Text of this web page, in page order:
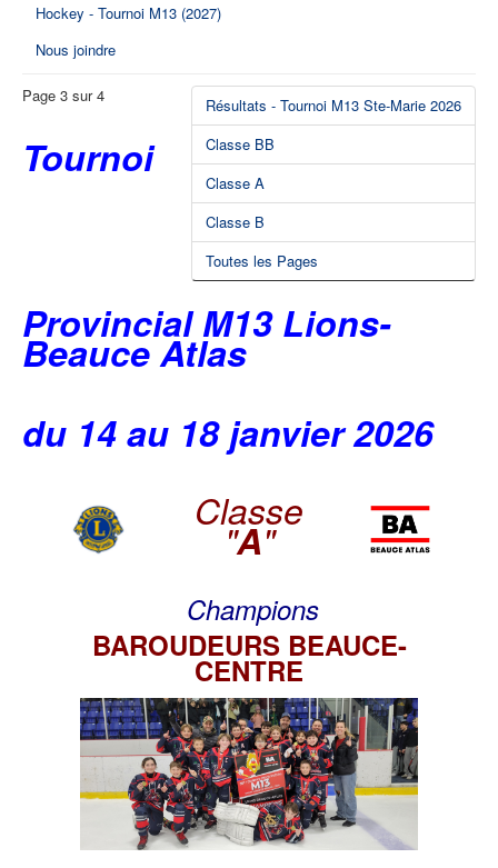
Hockey - Tournoi M13 (2027)
Nous joindre
Résultats - Tournoi M13 Ste-Marie 2026
Classe BB
Classe A
Classe B
Toutes les Pages
Page 3 sur 4
Tournoi
Provincial M13 Lions-
Beauce Atlas
du 14 au 18 janvier 2026
Classe
"A"
Champions
BAROUDEURS BEAUCE-
CENTRE